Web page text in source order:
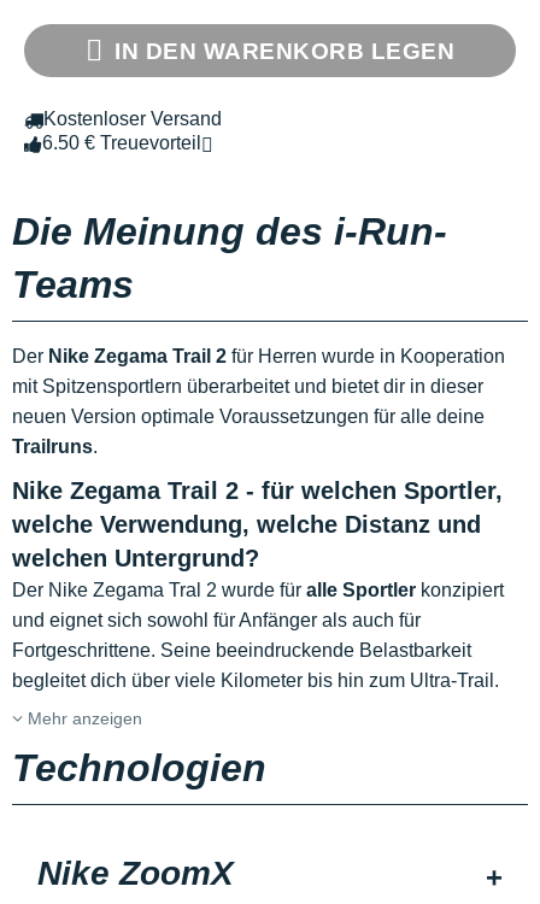
IN DEN WARENKORB LEGEN
Kostenloser Versand
6.50 € Treuevorteil
Die Meinung des i-Run-
Teams
Der Nike Zegama Trail 2 für Herren wurde in Kooperation
mit Spitzensportlern überarbeitet und bietet dir in dieser
neuen Version optimale Voraussetzungen für alle deine
Trailruns.
Nike Zegama Trail 2 - für welchen Sportler,
welche Verwendung, welche Distanz und
welchen Untergrund?
Der Nike Zegama Tral 2 wurde für alle Sportler konzipiert
und eignet sich sowohl für Anfänger als auch für
Fortgeschrittene. Seine beeindruckende Belastbarkeit
begleitet dich über viele Kilometer bis hin zum Ultra-Trail.
Mehr anzeigen
Technologien
Nike ZoomX